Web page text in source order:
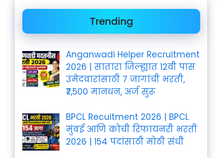
Trending
Anganwadi Helper Recruitment
2026 | सातारा जिल्ह्यात 12वी पास
उमेदवारांसाठी 7 जागांची भरती,
₹7,500 मानधन, अर्ज सुरू
BPCL Recuitment 2026 | BPCL
मुंबई आणि कोची रिफायनरी भरती
2026 | 154 पदांसाठी मोठी संधी